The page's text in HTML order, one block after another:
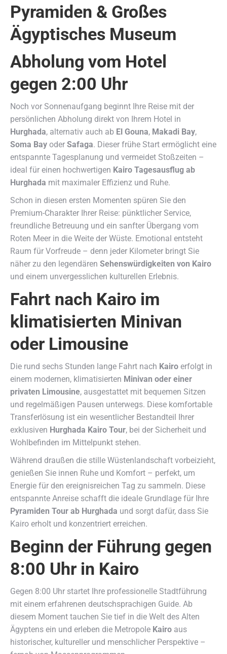
Pyramiden & Großes
Ägyptisches Museum
Abholung vom Hotel
gegen 2:00 Uhr
Noch vor Sonnenaufgang beginnt Ihre Reise mit der
persönlichen Abholung direkt von Ihrem Hotel in
Hurghada, alternativ auch ab El Gouna, Makadi Bay,
Soma Bay oder Safaga. Dieser frühe Start ermöglicht eine
entspannte Tagesplanung und vermeidet Stoßzeiten –
ideal für einen hochwertigen Kairo Tagesausflug ab
Hurghada mit maximaler Effizienz und Ruhe.
Schon in diesen ersten Momenten spüren Sie den
Premium-Charakter Ihrer Reise: pünktlicher Service,
freundliche Betreuung und ein sanfter Übergang vom
Roten Meer in die Weite der Wüste. Emotional entsteht
Raum für Vorfreude – denn jeder Kilometer bringt Sie
näher zu den legendären Sehenswürdigkeiten von Kairo
und einem unvergesslichen kulturellen Erlebnis.
Fahrt nach Kairo im
klimatisierten Minivan
oder Limousine
Die rund sechs Stunden lange Fahrt nach Kairo erfolgt in
einem modernen, klimatisierten Minivan oder einer
privaten Limousine, ausgestattet mit bequemen Sitzen
und regelmäßigen Pausen unterwegs. Diese komfortable
Transferlösung ist ein wesentlicher Bestandteil Ihrer
exklusiven Hurghada Kairo Tour, bei der Sicherheit und
Wohlbefinden im Mittelpunkt stehen.
Während draußen die stille Wüstenlandschaft vorbeizieht,
genießen Sie innen Ruhe und Komfort – perfekt, um
Energie für den ereignisreichen Tag zu sammeln. Diese
entspannte Anreise schafft die ideale Grundlage für Ihre
Pyramiden Tour ab Hurghada und sorgt dafür, dass Sie
Kairo erholt und konzentriert erreichen.
Beginn der Führung gegen
8:00 Uhr in Kairo
Gegen 8:00 Uhr startet Ihre professionelle Stadtführung
mit einem erfahrenen deutschsprachigen Guide. Ab
diesem Moment tauchen Sie tief in die Welt des Alten
Ägyptens ein und erleben die Metropole Kairo aus
historischer, kultureller und menschlicher Perspektive –